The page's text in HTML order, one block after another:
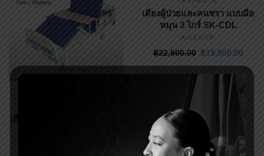
เตียงผู้ป่วยและคนชรา แบบมือ
เตียงผู้ป่วยและคนชรา แบบมือ
หมุน 3 ไกร์ SK-CDL
AGESUP
฿22,900.00 ฿19,900.00